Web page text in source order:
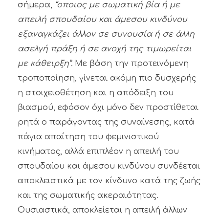
σήμερα, “οποιος με σωματική βία ή με
απειλή σπουδαίου και άμεσου κινδύνου
εξαναγκάζει άλλον σε συνουσία ή σε άλλη
ασελγή πράξη ή σε ανοχή της τιμωρείται
με κάθειρξη”. Με βάση την προτεινόμενη
τροποποίηση, γίνεται ακόμη πιο δυσχερής
η στοιχειοθέτηση και η απόδειξη του
βιασμού, εφόσον όχι μόνο δεν προστίθεται
ρητά ο παράγοντας της συναίνεσης, κατά
πάγια απαίτηση του φεμινιστικού
κινήματος, αλλά επιπλέον η απειλή του
σπουδαίου και άμεσου κινδύνου συνδέεται
αποκλειστικά με τον κίνδυνο κατά της ζωής
και της σωματικής ακεραιότητας.
Ουσιαστικά, αποκλείεται η απειλή άλλων